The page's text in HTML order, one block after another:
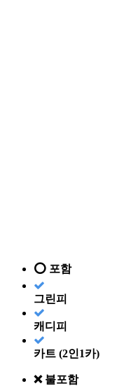
⭕ 포함
그린피
캐디피
카트 (2인1카)
❌ 불포함